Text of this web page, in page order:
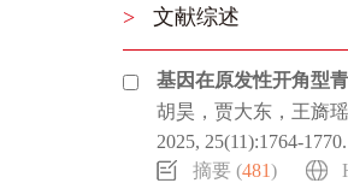
> 文献综述
基因在原发性开角型
胡昊，贾大东，王旖
2025, 25(11):1764-1770.
摘要 (481)